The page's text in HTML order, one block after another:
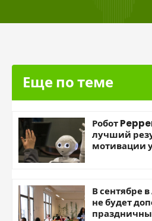
Еще по теме
Робот
лучший
мотивации
В сентябре
не будет